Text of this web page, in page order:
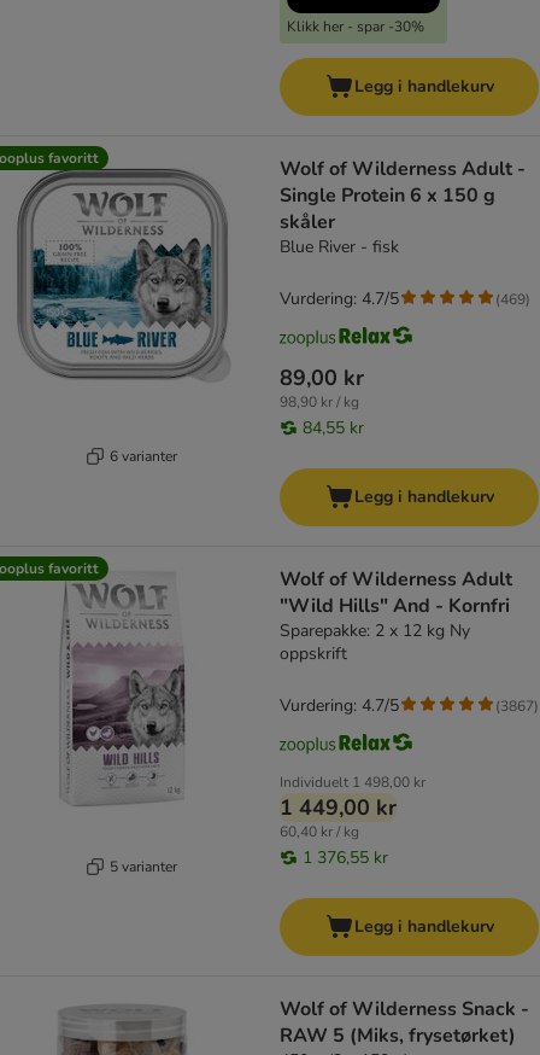
Klikk her - spar -30%
Legg i handlekurv
favoritt
6 varianter
Wolf of Wilderness Adult -
Single Protein 6 x 150 g
skåler
Blue River - fisk
89,00 kr
98,90 kr / kg
84,55 kr
Vurdering: 4.7/5 (469)
Legg i handlekurv
favoritt
5 varianter
Wolf of Wilderness Adult
"Wild Hills" And - Kornfri
Sparepakke: 2 x 12 kg Ny
oppskrift
Individuelt 1 498,00 kr
1 449,00 kr
60,40 kr / kg
1 376,55 kr
Vurdering: 4.7/5 (3867)
Legg i handlekurv
Wolf of Wilderness Snack -
RAW 5 (Miks, frysetørket)